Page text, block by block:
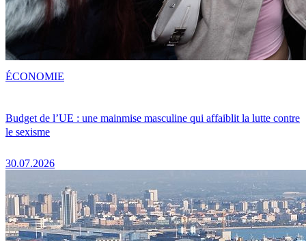
Budget de l’UE : une mainmise masculine qui affaiblit la lutte contre
le sexisme
30.07.2026
ÉCONOMIE